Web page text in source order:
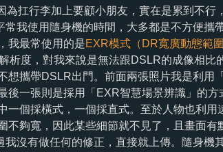
扛行李加上要顧小朋友，實在是累到不行
我使用隨身機的時間，大多都是不方便攜
我最常使用的是EXR模式（DR寬廣動態範圍
析度，對我來說是無法跟DSLR的成像相比
攜帶DSLR出門。前面兩張照片我是利用「
後一張則是採用「EXR智慧場景辨識」的方
一個採橫式，一個採直式。至於人物也利用
不夠寬，因此某些細節就不見了，且畫面有
沒有做任何的修正，直接就上傳。隨身機